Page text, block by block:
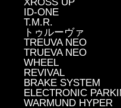
ID-ONE
T.M.R.
トゥルーヴァ
TREUVA NEO
TRUEVA NEO
WHEEL
REVIVAL
BRAKE SYSTEM
ELECTRONIC
WARMUND HYPER